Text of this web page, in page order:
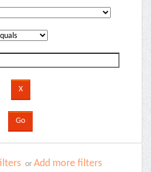
or Add more filters